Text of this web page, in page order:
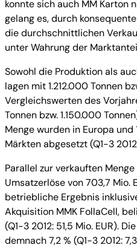
konnte sich auch MM Karton
gelang es, durch
die durchschnittlichen
unter Wahrung der
Sowohl die Produktion als
lagen mit 1.212.000 Tonnen
Vergleichswerten des
Tonnen bzw. 1.150.000
Menge wurden in Europa
Märkten abgesetzt (Q1-3
Parallel zur verkauften
Umsatzerlöse von 703,7 Mio.
betriebliche Ergebnis
Akquisition MMK FollaCell,
(Q1-3 2012: 51,5 Mio. EUR).
demnach 7,2 % (Q1-3 2012: